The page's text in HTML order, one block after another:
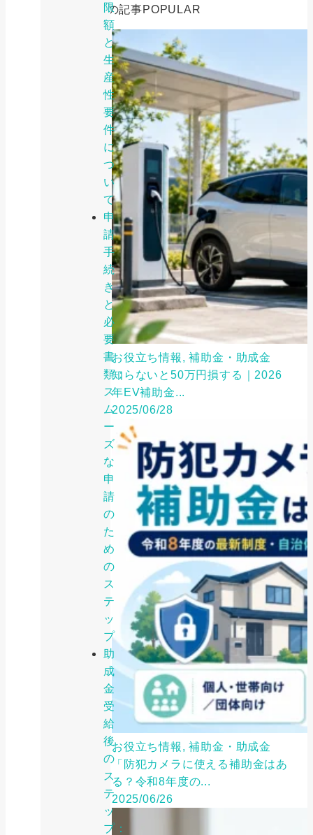
限
額
と
生
産
性
要
件
に
つ
い
て
申
請
手
続
き
と
必
要
書
類：
ス
ム
ー
ズ
な
申
請
の
た
め
の
ス
テ
ッ
プ
助
成
金
受
給
後
の
ス
テ
ッ
プ：
人気の記事POPULAR
お役立ち情報, 補助金・助成金
知らないと50万円損する｜2026
年EV補助金...
2025/06/28
お役立ち情報, 補助金・助成金
「防犯カメラに使える補助金はあ
る？令和8年度の...
2025/06/26